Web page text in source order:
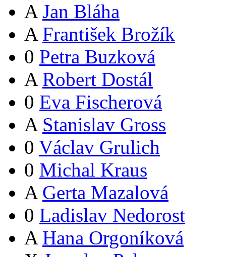
A Jan Bláha
A František Brožík
0 Petra Buzková
A Robert Dostál
0 Eva Fischerová
A Stanislav Gross
0 Václav Grulich
0 Michal Kraus
A Gerta Mazalová
0 Ladislav Nedorost
A Hana Orgoníková